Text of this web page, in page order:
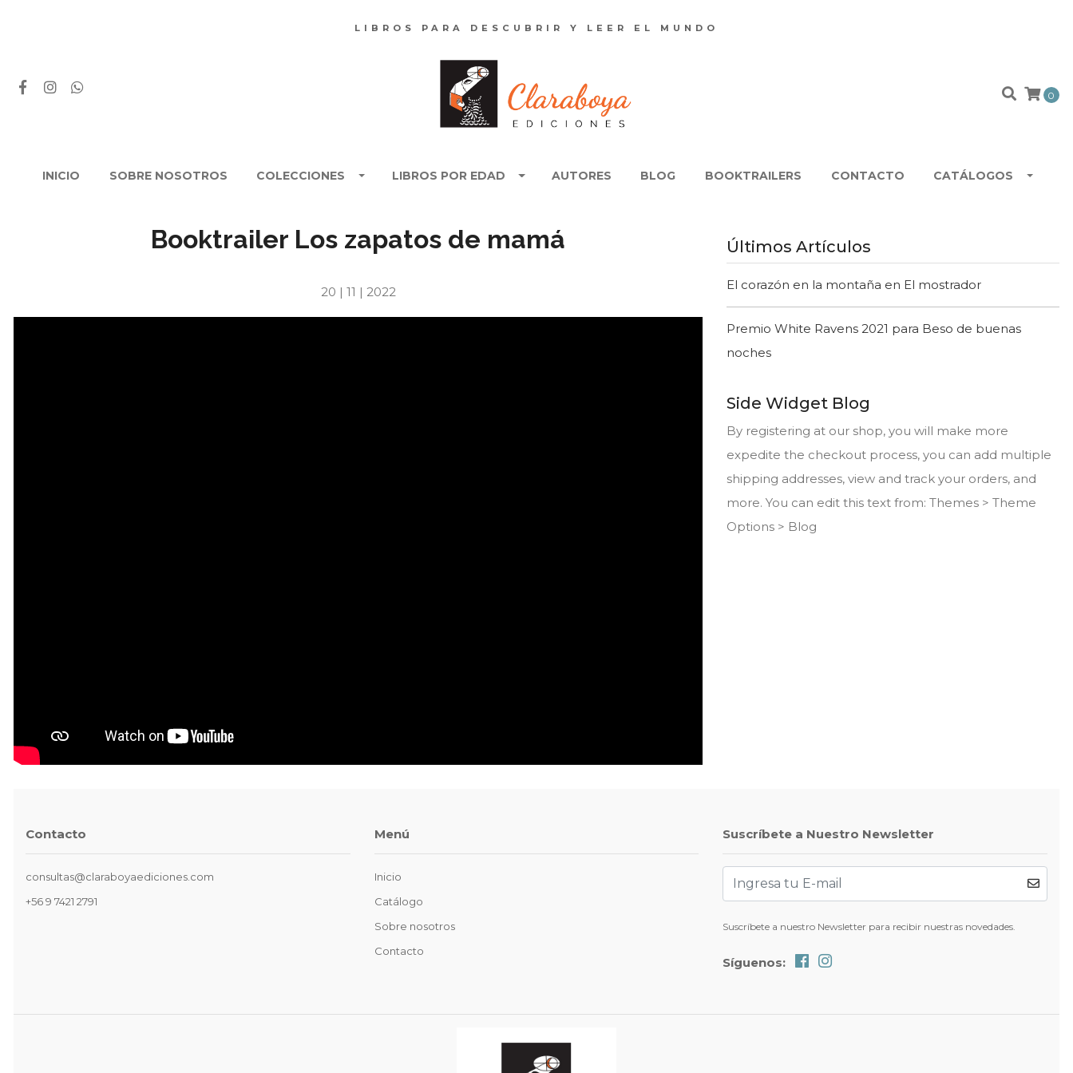
LIBROS PARA DESCUBRIR Y LEER EL MUNDO
0
INICIO SOBRE NOSOTROS COLECCIONES LIBROS POR EDAD AUTORES BLOG BOOKTRAILERS CONTACTO CATÁLOGOS
Booktrailer Los zapatos de mamá
20 | 11 | 2022
Últimos Artículos
El corazón en la montaña en El mostrador
Premio White Ravens 2021 para Beso de buenas
noches
Side Widget Blog
By registering at our shop, you will make more
expedite the checkout process, you can add multiple
shipping addresses, view and track your orders, and
more. You can edit this text from: Themes > Theme
Options > Blog
Contacto
consultas@claraboyaediciones.com
+56 9 7421 2791
Menú
Inicio
Catálogo
Sobre nosotros
Contacto
Suscríbete a Nuestro Newsletter
Suscríbete a nuestro Newsletter para recibir nuestras novedades.
Síguenos: